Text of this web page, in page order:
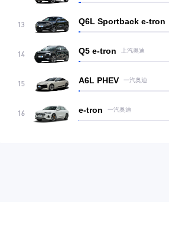
13 Q6L Sportback e-tron
14 Q5 e-tron 上汽奥迪
15 A6L PHEV 一汽奥迪
16 e-tron 一汽奥迪